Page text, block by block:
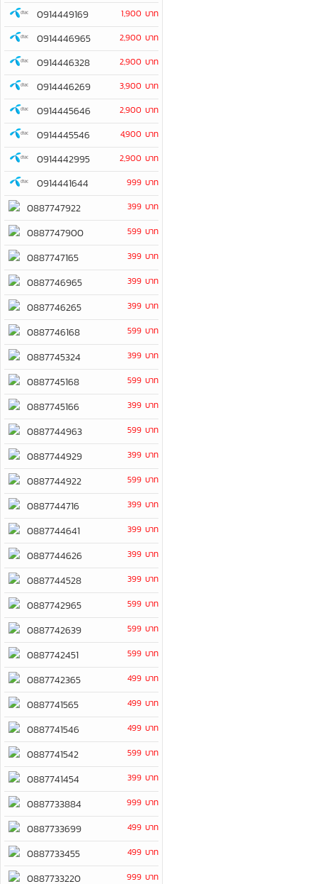
0914449169 1,900 บาท
0914446965 2,900 บาท
0914446328 2,900 บาท
0914446269 3,900 บาท
0914445646 2,900 บาท
0914445546 4,900 บาท
0914442995 2,900 บาท
0914441644 999 บาท
0887747922 399 บาท
0887747900 599 บาท
0887747165 399 บาท
0887746965 399 บาท
0887746265 399 บาท
0887746168 599 บาท
0887745324 399 บาท
0887745168 599 บาท
0887745166 399 บาท
0887744963 599 บาท
0887744929 399 บาท
0887744922 599 บาท
0887744716 399 บาท
0887744641 399 บาท
0887744626 399 บาท
0887744528 399 บาท
0887742965 599 บาท
0887742639 599 บาท
0887742451 599 บาท
0887742365 499 บาท
0887741565 499 บาท
0887741546 499 บาท
0887741542 599 บาท
0887741454 399 บาท
0887733884 999 บาท
0887733699 499 บาท
0887733455 499 บาท
0887733220 999 บาท